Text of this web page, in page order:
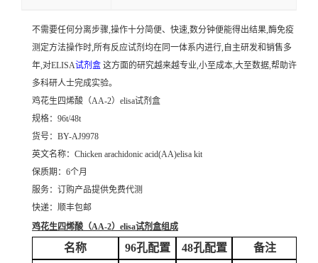
不需要任何分离步骤,操作十分简便、快速,数分钟便能得出结果,酶免疫
测定方法操作时,所有反应试剂均在同一体系内进行,自主研发和销售多
年,对ELISA试剂盒 这方面的研究越来越专业,小至成本,大至数据,帮助许
多科研人士完成实验。
鸡花生四烯酸（AA-2）elisa试剂盒
规格：96t/48t
货号：BY-AJ9978
英文名称： Chicken arachidonic acid(AA)elisa kit
保质期：6个月
服务：订购产品提供免费代测
快递：顺丰包邮
鸡花生四烯酸（AA-2）elisa试剂盒组成
名称 96孔配置 48孔配置 备注